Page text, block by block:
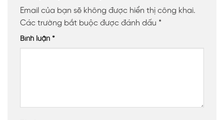
Email của bạn sẽ không được hiển thị công khai.
Các trường bắt buộc được đánh dấu *
Bình luận *